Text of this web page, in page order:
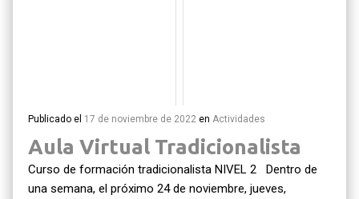
Publicado el 17 de noviembre de 2022 en Actividades
Aula Virtual Tradicionalista
Curso de formación tradicionalista NIVEL 2 Dentro de
una semana, el próximo 24 de noviembre, jueves,